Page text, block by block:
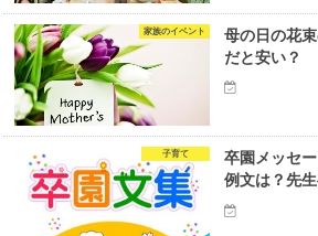
家族のイベント
母の日の花
だと安い？
子育て
卒園メッセ
例文は？先